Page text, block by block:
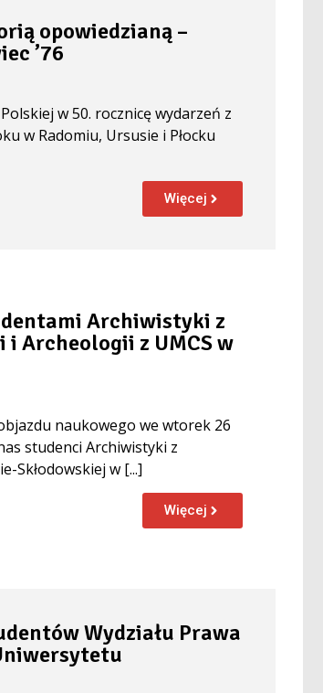
opowiedzianą –
’76
w 50. rocznicę wydarzeń z
w Radomiu, Ursusie i Płocku
Więcej
Archiwistyki z
Archeologii z UMCS w
naukowego we wtorek 26
studenci Archiwistyki z
Skłodowskiej w [...]
Więcej
Wydziału Prawa